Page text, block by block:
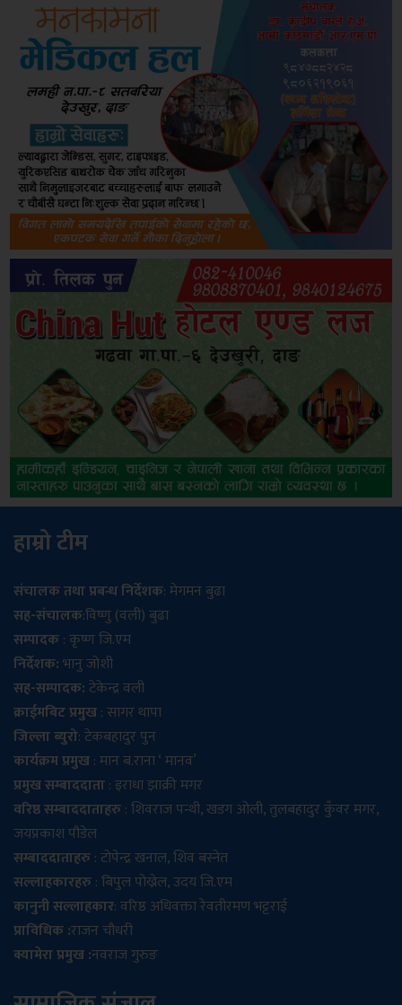
हाम्रो टीम
संचालक तथा प्रबन्ध निर्देशक: मेगमन बुढा
सह-संचालक:विष्णु (वली) बुढा
सम्पादक: कृष्ण जि.एम
निर्देशक:भानु जोशी
सह-सम्पादक:टेकेन्द्र वली
क्राईमबिट प्रमुख: सागर थापा
जिल्ला ब्युरो: टेकबहादुर पुन
कार्यक्रम प्रमुख: मान ब.राना ‘ मानव’
प्रमुख सम्बाददाता: इराधा झाक्री मगर
वरिष्ठ सम्बाददाताहरु: शिवराज पन्थी, खडग ओली, तुलबहादुर कुँवर मगर,
जयप्रकाश पौडेल
सम्बाददाताहरु: टोपेन्द्र खनाल, शिव बस्नेत
सल्लाहकारहरु: बिपुल पोख्रेल, उदय जि.एम
कानुनी सल्लाहकार: वरिष्ठ अधिवक्ता रेवतीरमण भट्टराई
प्राविधिक :राजन चौधरी
क्यामेरा प्रमुख :नवराज गुरुङ